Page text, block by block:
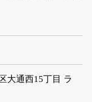
大通西15丁目 ラ